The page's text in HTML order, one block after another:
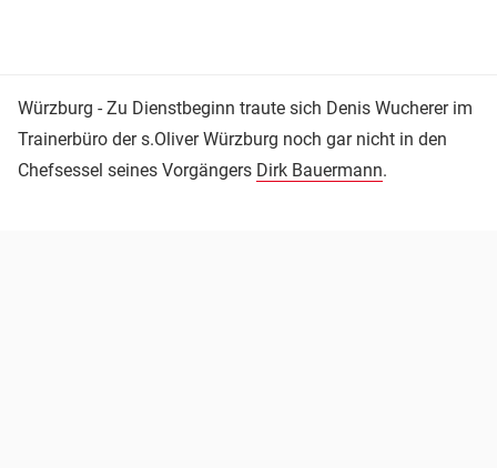
Würzburg - Zu Dienstbeginn traute sich Denis Wucherer im
Trainerbüro der s.Oliver Würzburg noch gar nicht in den
Chefsessel seines Vorgängers Dirk Bauermann.